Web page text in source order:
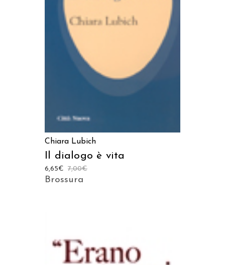
AGGIUNGI AL CARRELLO
Chiara Lubich
Il dialogo è vita
7,00€
6,65€
Brossura